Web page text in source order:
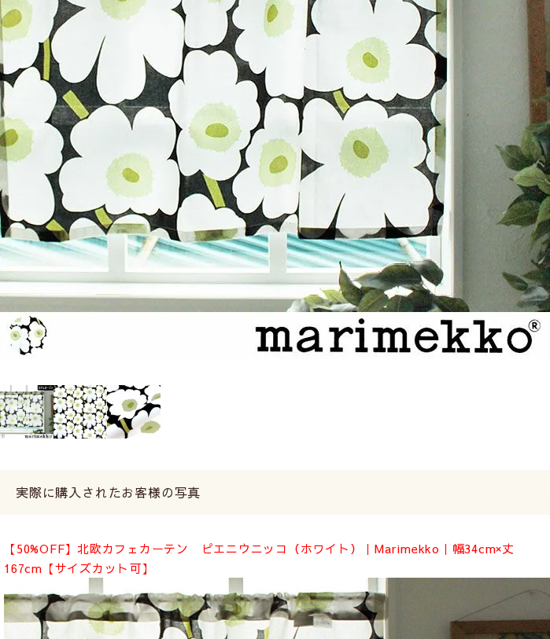
実際に購入されたお客様の写真
【50%OFF】北欧カフェカーテン ピエニウニッコ（ホワイト）｜Marimekko｜幅34cm×丈
167cm【サイズカット可】